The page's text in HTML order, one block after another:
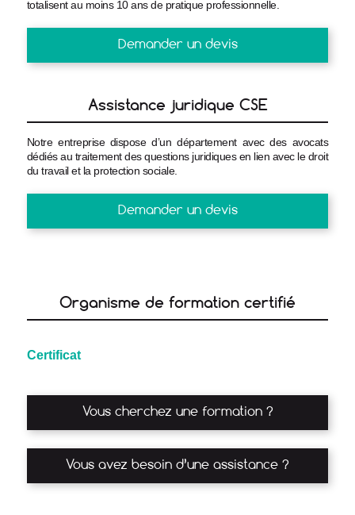
totalisent au moins 10 ans de pratique professionnelle.
Demander un devis
Assistance juridique CSE
Notre entreprise dispose d’un département avec des avocats
dédiés au traitement des questions juridiques en lien avec le droit
du travail et la protection sociale.
Demander un devis
Organisme de formation certifié
Certificat
Vous cherchez une formation ?
Vous avez besoin d’une assistance ?